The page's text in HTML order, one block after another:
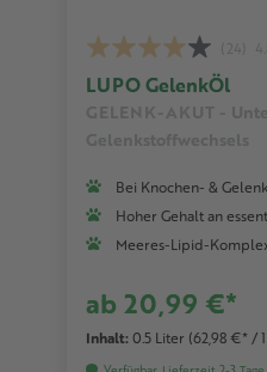
LUPO GelenkÖl
Bei Knochen- &
Hoher Gehalt an
Meeres-Lipid-
ab 20,99 €*
Inhalt: 0.5 Liter (62,98 €* /